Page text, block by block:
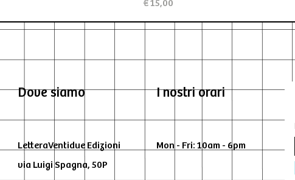
Preço
€ 15,00
Dove siamo
LetteraVentidue Edizioni
via Luigi Spagna, 50P
I nostri orari
Mon - Fri: 10am - 6pm